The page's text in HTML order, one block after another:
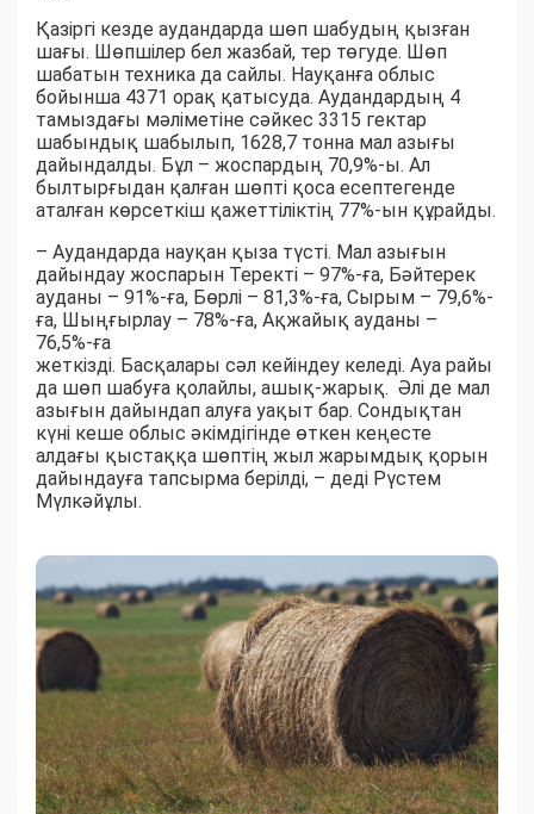
Қазіргі кезде аудандарда шөп шабудың қызған
шағы. Шөпшілер бел жазбай, тер төгуде. Шөп
шабатын техника да сайлы. Науқанға облыс
бойынша 4371 орақ қатысуда. Аудандардың 4
тамыздағы мәліметіне сәйкес 3315 гектар
шабындық шабылып, 1628,7 тонна мал азығы
дайындалды. Бұл – жоспардың 70,9%-ы. Ал
былтырғыдан қалған шөпті қоса есептегенде
аталған көрсеткіш қажеттіліктің 77%-ын құрайды.
– Аудандарда науқан қыза түсті. Мал азығын
дайындау жоспарын Теректі – 97%-ға, Бәйтерек
ауданы – 91%-ға, Бөрлі – 81,3%-ға, Сырым – 79,6%-
ға, Шыңғырлау – 78%-ға, Ақжайық ауданы –
76,5%-ға
жеткізді. Басқалары сәл кейіндеу келеді. Ауа райы
да шөп шабуға қолайлы, ашық-жарық. Әлі де мал
азығын дайындап алуға уақыт бар. Сондықтан
күні кеше облыс әкімдігінде өткен кеңесте
алдағы қыстаққа шөптің жыл жарымдық қорын
дайындауға тапсырма берілді, – деді Рүстем
Мүлкәйұлы.